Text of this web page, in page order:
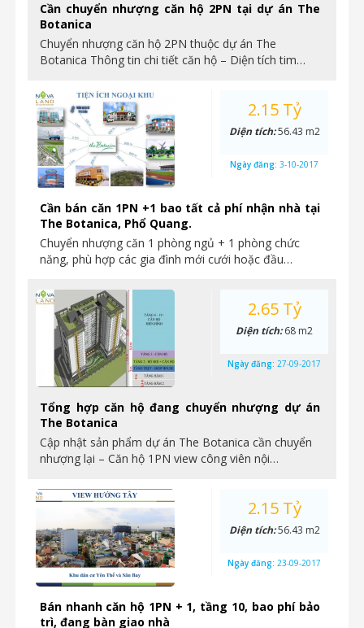
Cần chuyển nhượng căn hộ 2PN tại dự án The
Botanica
Chuyển nhượng căn hộ 2PN thuộc dự án The
Botanica Thông tin chi tiết căn hộ – Diện tích tim…
Cần bán căn 1PN +1 bao tất cả phí nhận nhà tại
The Botanica, Phổ Quang.
Chuyển nhượng căn 1 phòng ngủ + 1 phòng chức
năng, phù hợp các gia đình mới cưới hoặc đầu…
2.15 Tỷ
Diện tích:56.43 m2
Ngày đăng: 3-10-2017
Tổng hợp căn hộ đang chuyển nhượng dự án
The Botanica
Cập nhật sản phẩm dự án The Botanica cần chuyển
nhượng lại – Căn hộ 1PN view công viên nội…
2.65 Tỷ
Diện tích:68 m2
Ngày đăng: 27-09-2017
Bán nhanh căn hộ 1PN + 1, tầng 10, bao phí bảo
trì, đang bàn giao nhà
2.15 Tỷ
Diện tích:56.43 m2
Ngày đăng: 23-09-2017